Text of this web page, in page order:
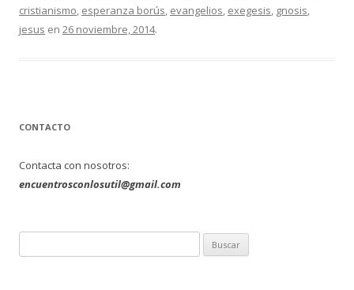
cristianismo, esperanza borús, evangelios, exegesis, gnosis,
jesus en 26 noviembre, 2014.
CONTACTO
Contacta con nosotros:
encuentrosconlosutil@gmail.com
u